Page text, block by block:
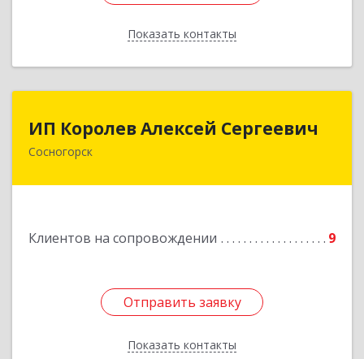
Показать контакты
Назад
ИП Королев Алексей Сергеевич
Сосногорск
Клиентов на сопровождении 9
Отправить заявку
Показать контакты
ИП Королев Алексей Сергеевич
169500, Коми Респ, Сосногорск г, Советская ул,
Отправить заявку
Назад